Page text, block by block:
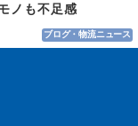
ノも不足感
ブログ・物流ニュース